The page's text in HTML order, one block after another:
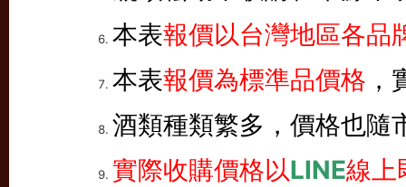
本表報價以台灣地區各品
本表報價為標準品價格
酒類種類繁多，價格也隨
實際收購價格以LINE線上